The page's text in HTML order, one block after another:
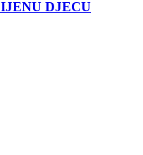
DJECU